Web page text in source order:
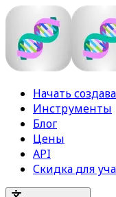
Начать
Инструменты
Блог
Цены
API
Скидка для